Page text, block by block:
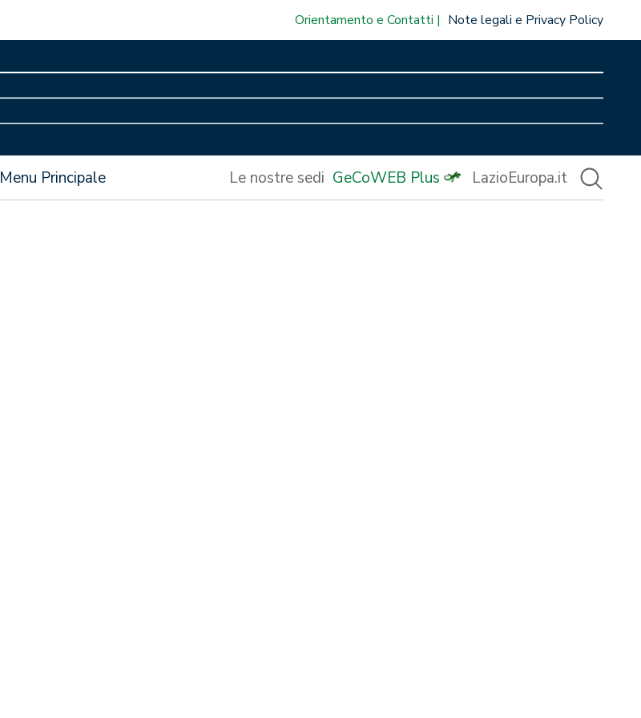
Orientamento e Contatti Note legali e Privacy Policy
Menu Principale Le nostre sedi GeCoWEB Plus LazioEuropa.it